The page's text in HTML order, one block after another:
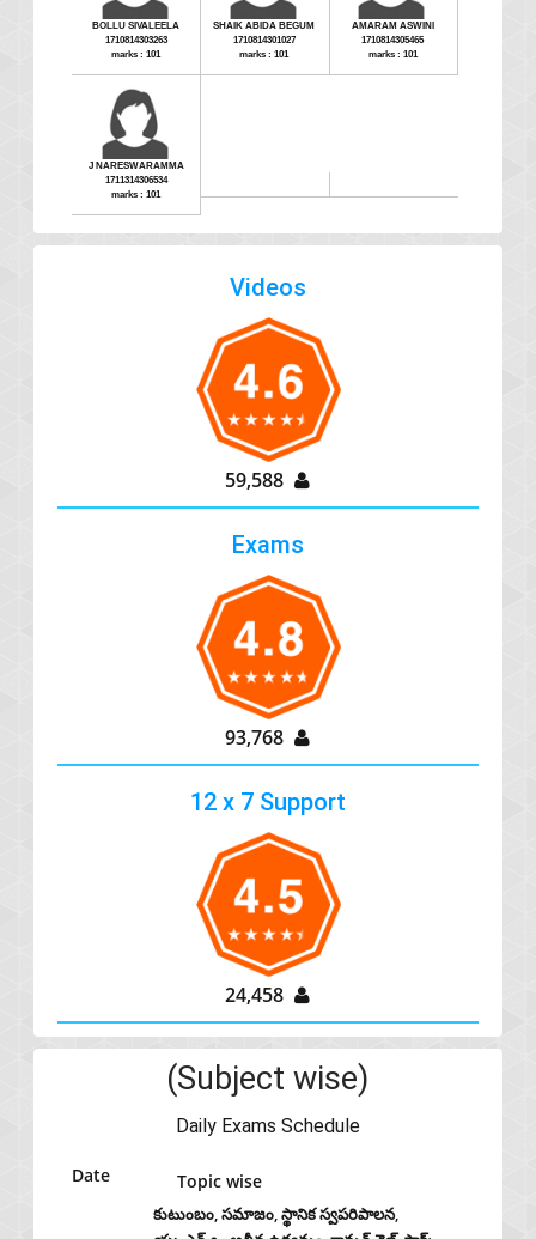
BOLLU SIVALEELA
1710814303263
marks : 101
SHAIK ABIDA BEGUM
1710814301027
marks : 101
AMARAM ASWINI
1710814305465
marks : 101
J NARESWARAMMA
1711314306534
marks : 101
Videos
59,588
Exams
93,768
12 x 7 Support
24,458
(Subject wise)
Daily Exams Schedule
Date Topic wise
కుటుంబం, సమాజం, స్థానిక స్వపరిపాలన,